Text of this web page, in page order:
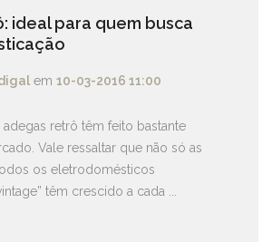
ideal para quem busca
em 10-03-2016 11:00
adegas retrô têm feito bastante
Vale ressaltar que não só as
os eletrodomésticos
têm crescido a cada ...